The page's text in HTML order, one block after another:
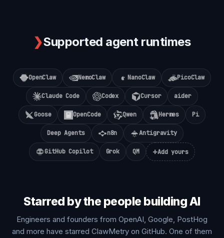
❯Supported agent runtimes
OpenClaw NemoClaw NanoClaw PicoClaw
Claude Code Codex Cursor aider
Goose OpenCode Qwen Hermes Pi
Deep Agents n8n Antigravity
GitHub Copilot Grok QM +Add yours
Starred by the people building AI
Engineers and founders from OpenAI, Google, PostHog
and more have starred ClawMetry on GitHub. One of them